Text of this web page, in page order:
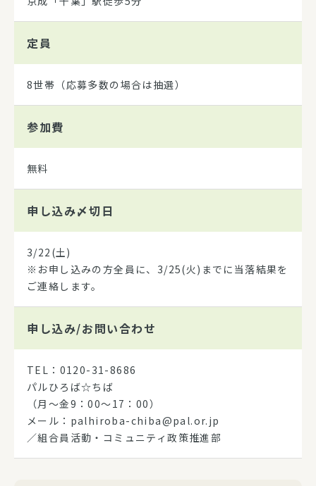
定員
8世帯（応募多数の場合は抽選）
参加費
無料
申し込み〆切日
3/22(土)
※お申し込みの方全員に、3/25(火)までに当落結果を
ご連絡します。
申し込み/お問い合わせ
TEL：0120-31-8686
パルひろば☆ちば
（月～金9：00～17：00）
メール：palhiroba-chiba@pal.or.jp
／組合員活動・コミュニティ政策推進部